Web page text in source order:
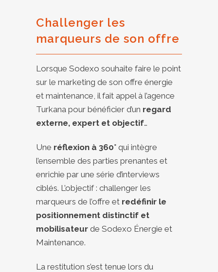
Challenger les
marqueurs de son offre
Lorsque Sodexo souhaite faire le point
sur le marketing de son offre énergie
et maintenance, il fait appel à l’agence
Turkana pour bénéficier d’un regard
externe, expert et objectif…
Une réflexion à 360° qui intègre
l’ensemble des parties prenantes et
enrichie par une série d’interviews
ciblés. L’objectif : challenger les
marqueurs de l’offre et redéfinir le
positionnement distinctif et
mobilisateur de Sodexo Énergie et
Maintenance.
La restitution s’est tenue lors du